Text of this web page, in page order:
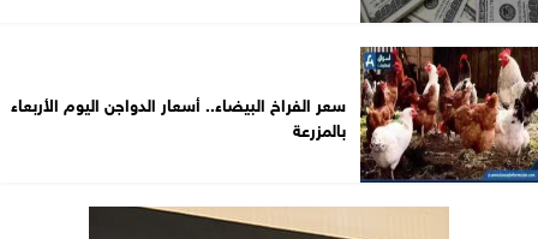
سعر الفراخ البيضاء.. أسعار الدواجن اليوم الأربعاء
بالمزرعة